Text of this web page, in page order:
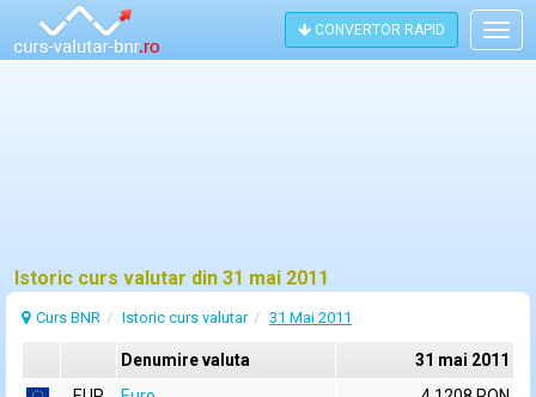
CONVERTOR RAPID
Istoric curs valutar din 31 mai 2011
Curs BNR Istoric curs valutar 31 Mai 2011
Denumire valuta
31 mai 2011